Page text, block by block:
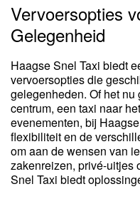
Vervoersopties
Gelegenheid
Haagse Snel Taxi biedt
vervoersopties die
gelegenheden. Of het
centrum, een taxi naar
evenementen, bij
flexibiliteit en de
om aan de wensen van
zakenreizen, privé-uitjes
Snel Taxi biedt